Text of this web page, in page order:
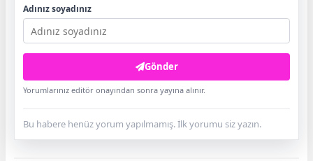
Adınız soyadınız
Gönder
Yorumlarınız editör onayından sonra yayına alınır.
Bu habere henüz yorum yapılmamış. İlk yorumu siz yazın.